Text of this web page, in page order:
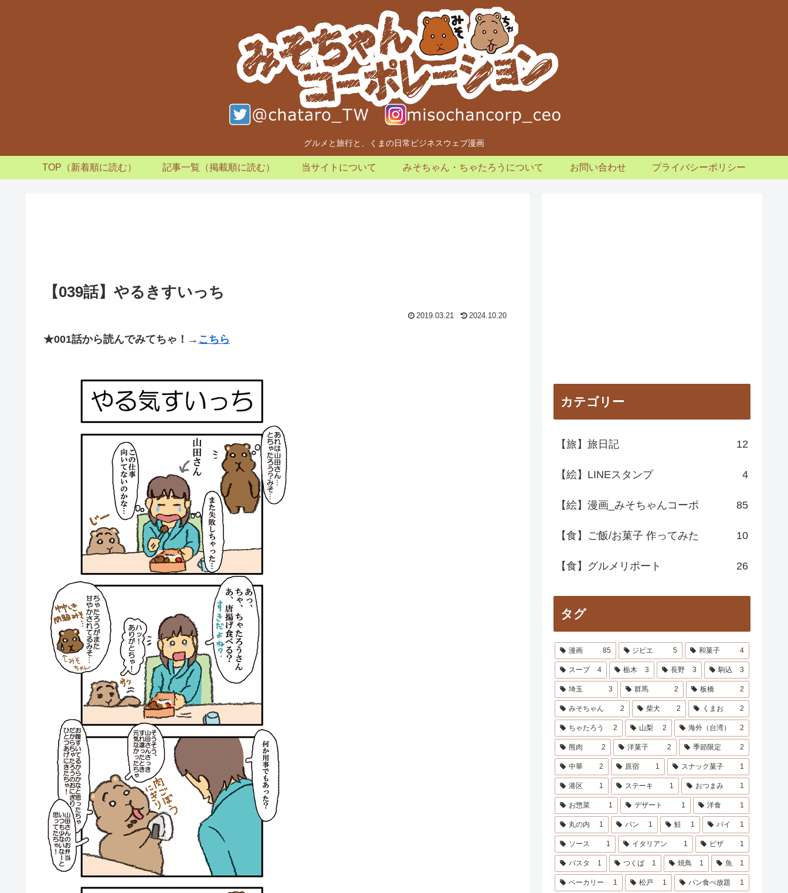
グルメと旅行と、くまの日常ビジネスウェブ漫画
TOP（新着順に読む） 記事一覧（掲載順に読む） 当サイトについて みそちゃん・ちゃたろうについて お問い合わせ プライバシーポリシー
【039話】やるきすいっち
2019.03.21 2024.10.20
★001話から読んでみてちゃ！→ こちら
カテゴリー
【旅】旅日記 12
【絵】LINEスタンプ 4
【絵】漫画_みそちゃんコーポ 85
【食】ご飯/お菓子 作ってみた 10
【食】グルメリポート 26
タグ
漫画 85 ジビエ 5 和菓子 4
スープ 4 栃木 3 長野 3 駒込 3
埼玉 3 群馬 2 板橋 2
みそちゃん 2 柴犬 2 くまお 2
ちゃたろう 2 山梨 2 海外（台湾） 2
熊肉 2 洋菓子 2 季節限定 2
中華 2 原宿 1 スナック菓子 1
港区 1 ステーキ 1 おつまみ 1
お惣菜 1 デザート 1 洋食 1
丸の内 1 パン 1 鮭 1 パイ 1
ソース 1 イタリアン 1 ピザ 1
パスタ 1 つくば 1 焼鳥 1 魚 1
ベーカリー 1 松戸 1 パン食べ放題 1